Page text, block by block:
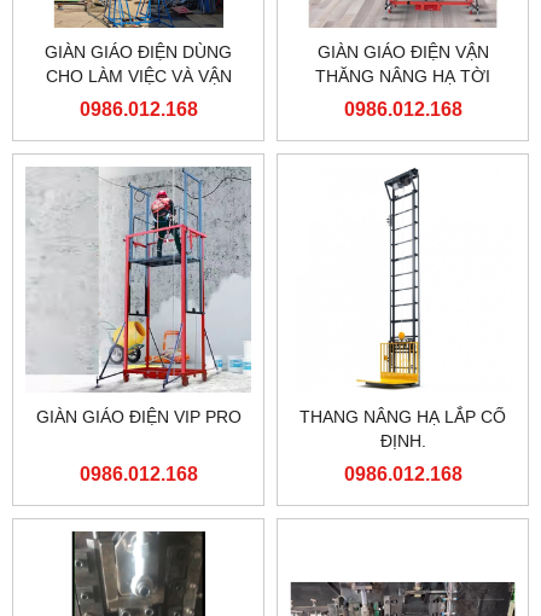
GIÀN GIÁO ĐIỆN DÙNG
CHO LÀM VIỆC VÀ VẬN
CHUYỂN TRÊN CAO
0986.012.168
GIÀN GIÁO ĐIỆN VẬN
THĂNG NÂNG HẠ TỜI
HÀNG
0986.012.168
GIÀN GIÁO ĐIỆN VIP PRO
0986.012.168
THANG NÂNG HẠ LẮP CỐ
ĐỊNH.
0986.012.168